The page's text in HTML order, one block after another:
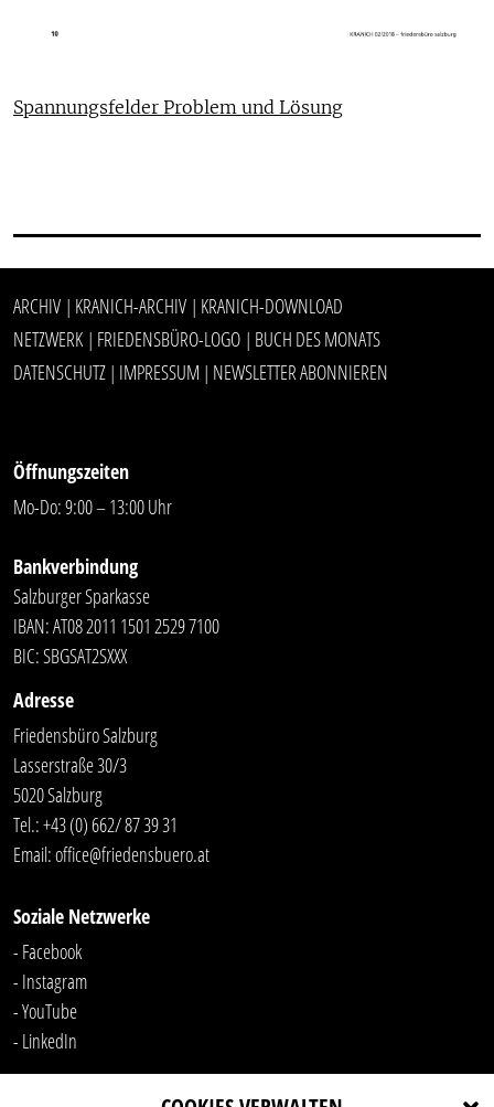
Spannungsfelder Problem und Lösung
ARCHIV | KRANICH-ARCHIV | KRANICH-DOWNLOAD
NETZWERK | FRIEDENSBÜRO-LOGO | BUCH DES MONATS
DATENSCHUTZ | IMPRESSUM | NEWSLETTER ABONNIEREN
Öffnungszeiten
Mo-Do: 9:00 – 13:00 Uhr
Bankverbindung
Salzburger Sparkasse
IBAN: AT08 2011 1501 2529 7100
BIC: SBGSAT2SXXX
Adresse
Friedensbüro Salzburg
Lasserstraße 30/3
5020 Salzburg
Tel.:+43 (0) 662/ 87 39 31
Email:office@friedensbuero.at
Soziale Netzwerke
- Facebook
- Instagram
- YouTube
- LinkedIn